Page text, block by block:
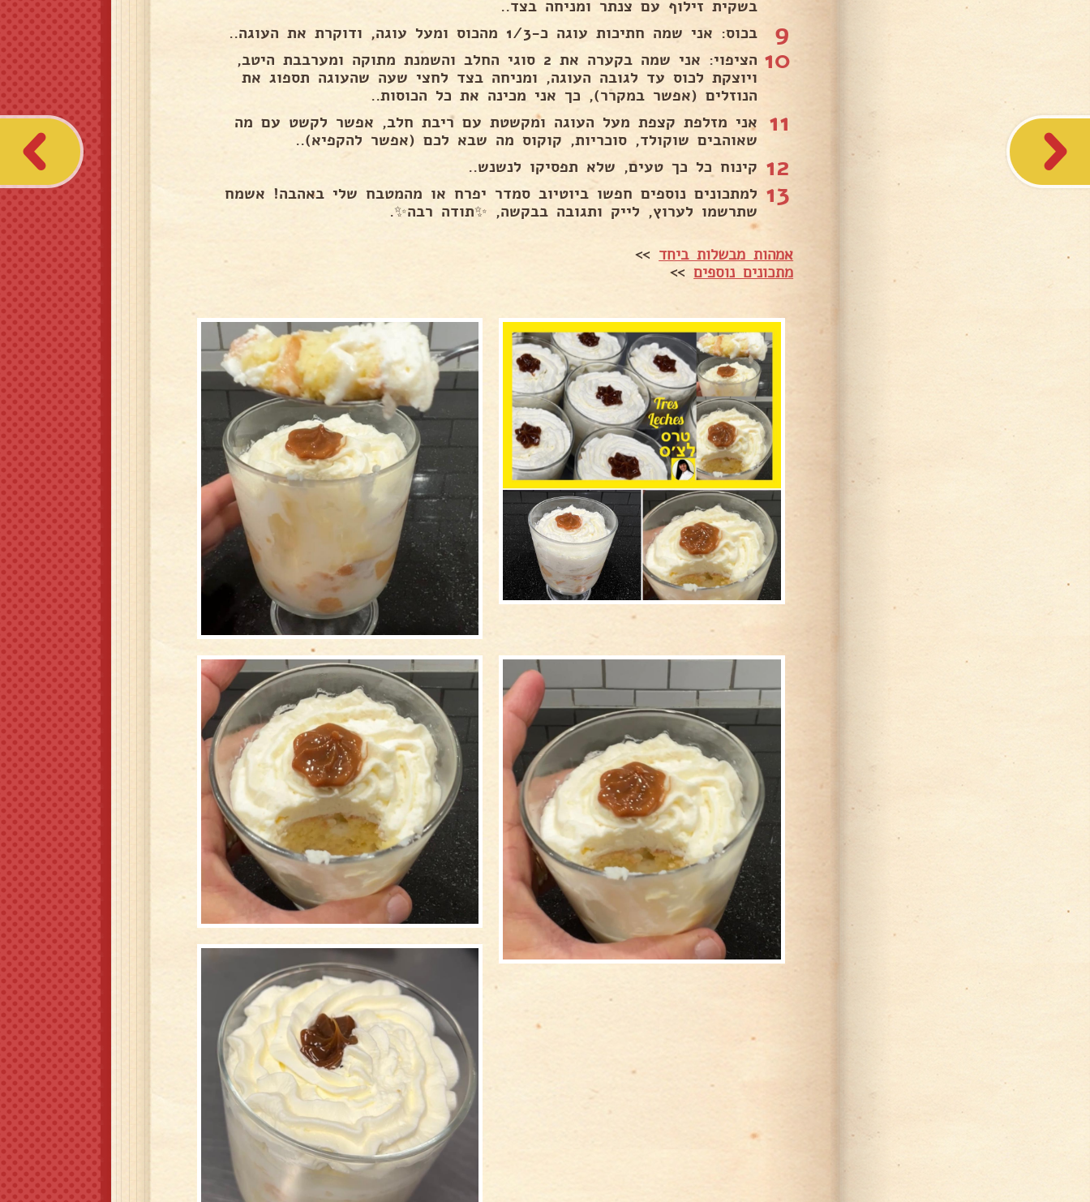
בשקית זילוף עם צנתר ומניחה בצד..
9 בכוס: אני שמה חתיכות עוגה כ-1/3 מהכוס ומעל עוגה, ודוקרת את העוגה..
10
הציפוי: אני שמה בקערה את 2 סוגי החלב והשמנת מתוקה ומערבבת היטב,
ויוצקת לכוס עד לגובה העוגה, ומניחה בצד לחצי שעה שהעוגה תספוג את
הנוזלים (אפשר במקרר), כך אני מכינה את כל הכוסות..
11
אני מזלפת קצפת מעל העוגה ומקשטת עם ריבת חלב, אפשר לקשט עם מה
שאוהבים שוקולד, סוכריות, קוקוס מה שבא לכם (אפשר להקפיא)..
12 קינוח כל כך טעים, שלא תפסיקו לנשנש..
13 למתכונים נוספים חפשו ביוטיוב סמדר יפרח או מהמטבח שלי באהבה! אשמח
שתרשמו לערוץ, לייק ותגובה בבקשה, ✨תודה רבה✨.
אמהות מבשלות ביחד >>
מתכונים נוספים>>